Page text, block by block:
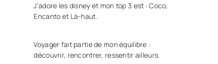
J’adore les disney et mon top 3 est : Coco,
Encanto et Là-haut.
Voyager fait partie de mon équilibre :
découvrir, rencontrer, ressentir ailleurs.